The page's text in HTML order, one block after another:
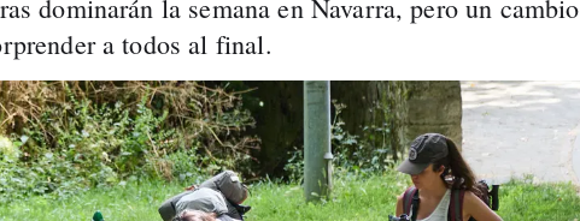
dominarán la semana en Navarra, pero un cambio
a todos al final.